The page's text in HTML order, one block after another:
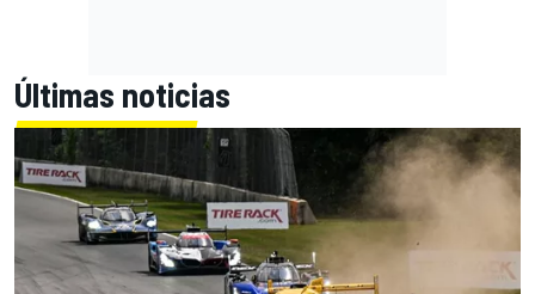
Últimas noticias